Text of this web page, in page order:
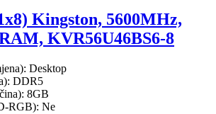
Kingston, 5600MHz,
KVR56U46BS6-8
Desktop
DDR5
8GB
RGB): Ne